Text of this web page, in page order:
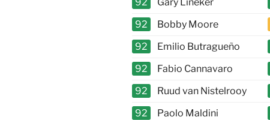
92
Bobby Moore
92
Emilio Butragueño
92
Fabio Cannavaro
92
Ruud van Nistelrooy
92
Paolo Maldini